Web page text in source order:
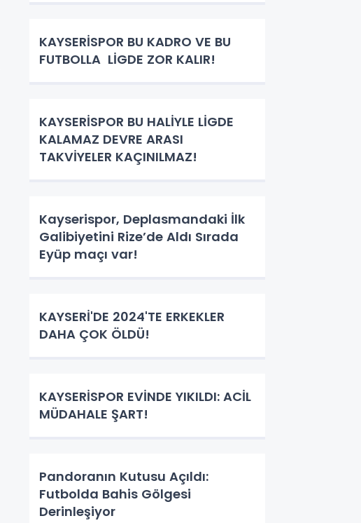
KAYSERİSPOR BU KADRO VE BU
FUTBOLLA LİGDE ZOR KALIR!
KAYSERİSPOR BU HALİYLE LİGDE
KALAMAZ DEVRE ARASI
TAKVİYELER KAÇINILMAZ!
Kayserispor, Deplasmandaki İlk
Galibiyetini Rize’de Aldı Sırada
Eyüp maçı var!
KAYSERİ'DE 2024'TE ERKEKLER
DAHA ÇOK ÖLDÜ!
KAYSERİSPOR EVİNDE YIKILDI: ACİL
MÜDAHALE ŞART!
Pandoranın Kutusu Açıldı:
Futbolda Bahis Gölgesi
Derinleşiyor